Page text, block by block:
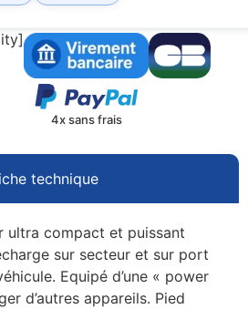
4x sans frais
technique
ultra compact et puissant
sur secteur et sur port
Equipé d’une « power
d’autres appareils. Pied